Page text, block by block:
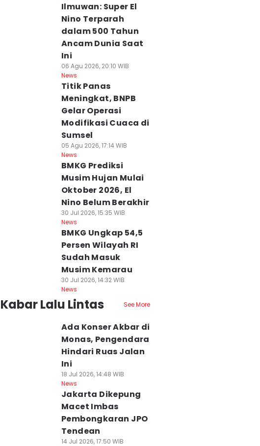
Ilmuwan: Super El
Nino Terparah
dalam 500 Tahun
Ancam Dunia Saat
Ini
06 Agu 2026, 20:10 WIB
News
Titik Panas
Meningkat, BNPB
Gelar Operasi
Modifikasi Cuaca di
Sumsel
05 Agu 2026, 17:14 WIB
News
BMKG Prediksi
Musim Hujan Mulai
Oktober 2026, El
Nino Belum Berakhir
30 Jul 2026, 15:35 WIB
News
BMKG Ungkap 54,5
Persen Wilayah RI
Sudah Masuk
Musim Kemarau
30 Jul 2026, 14:32 WIB
News
Kabar Lalu Lintas See More
Ada Konser Akbar di
Monas, Pengendara
Hindari Ruas Jalan
Ini
18 Jul 2026, 14:48 WIB
News
Jakarta Dikepung
Macet Imbas
Pembongkaran JPO
Tendean
14 Jul 2026, 17:50 WIB